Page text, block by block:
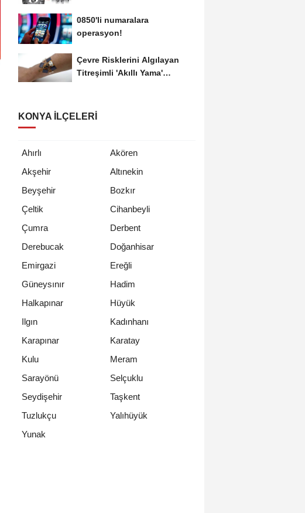
0850'li numaralara
operasyon!
Çevre Risklerini Algılayan
Titreşimli 'Akıllı Yama'
KONYA İLÇELERI
Ahırlı
Akören
Akşehir
Altınekin
Beyşehir
Bozkır
Çeltik
Cihanbeyli
Çumra
Derbent
Derebucak
Doğanhisar
Emirgazi
Ereğli
Güneysınır
Hadim
Halkapınar
Hüyük
Ilgın
Kadınhanı
Karapınar
Karatay
Kulu
Meram
Sarayönü
Selçuklu
Seydişehir
Taşkent
Tuzlukçu
Yalıhüyük
Yunak